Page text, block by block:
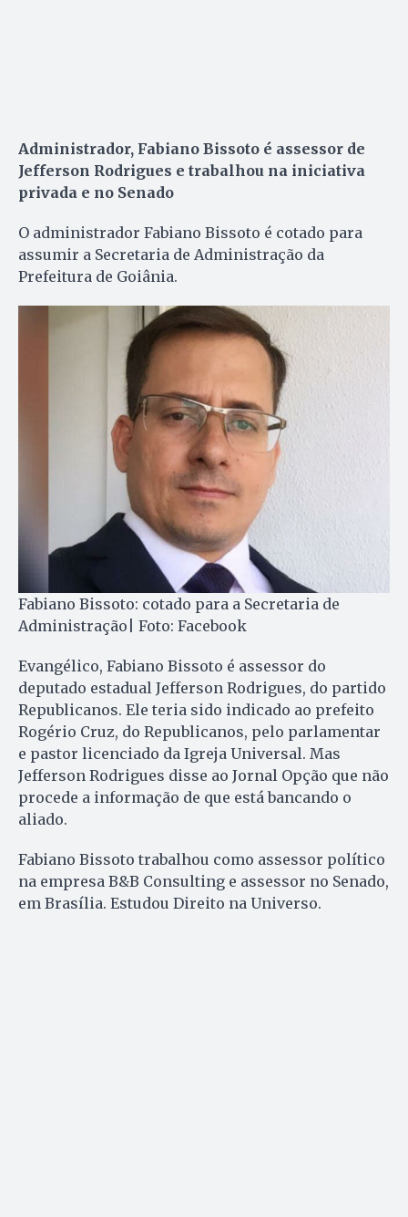
Administrador, Fabiano Bissoto é assessor de
Jefferson Rodrigues e trabalhou na iniciativa
privada e no Senado
O administrador Fabiano Bissoto é cotado para
assumir a Secretaria de Administração da
Prefeitura de Goiânia.
Fabiano Bissoto: cotado para a Secretaria de
Administração| Foto: Facebook
Evangélico, Fabiano Bissoto é assessor do
deputado estadual Jefferson Rodrigues, do partido
Republicanos. Ele teria sido indicado ao prefeito
Rogério Cruz, do Republicanos, pelo parlamentar
e pastor licenciado da Igreja Universal. Mas
Jefferson Rodrigues disse ao Jornal Opção que não
procede a informação de que está bancando o
aliado.
Fabiano Bissoto trabalhou como assessor político
na empresa B&B Consulting e assessor no Senado,
em Brasília. Estudou Direito na Universo.